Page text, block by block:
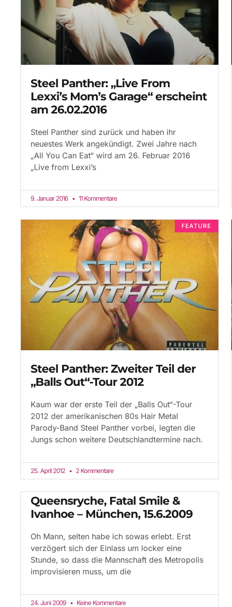
Steel Panther: „Live From
Lexxi’s Mom’s Garage“ erscheint
am 26.02.2016
Steel Panther sind zurück und haben ihr
neuestes Werk angekündigt. Zwei Jahre nach
„All You Can Eat“ wird am 26. Februar 2016
„Live from Lexxi’s
9. Januar 2016 11 Kommentare
FEATURE
Steel Panther: Zweiter Teil der
„Balls Out“-Tour 2012
Kaum war der erste Teil der „Balls Out“-Tour
2012 der amerikanischen 80s Hair Metal
Parody-Band Steel Panther vorbei, legten die
Jungs schon weitere Deutschlandtermine nach.
25. April 2012 2 Kommentare
Queensryche, Fatal Smile &
Ivanhoe – München, 15.6.2009
Oh Mann, selten habe ich sowas erlebt. Erst
verzögert sich der Einlass um locker eine
Stunde, so dass die Mannschaft des Metropolis
improvisieren muss, um die
24. Juni 2009 Keine Kommentare